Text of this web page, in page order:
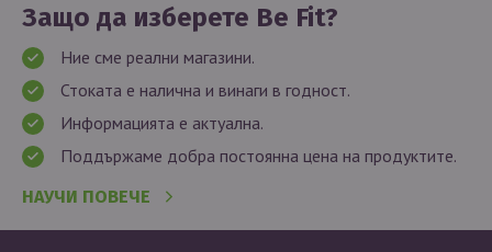
Защо да изберете Be Fit?
Ние сме реални магазини.
Стоката е налична и винаги в годност.
Информацията е актуална.
Поддържаме добра постоянна цена на продуктите.
НАУЧИ ПОВЕЧЕ